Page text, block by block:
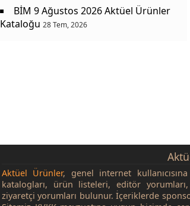
BİM 9 Ağustos 2026 Aktüel Ürünler
Kataloğu 28 Tem, 2026
Aktüel Ürünler, genel internet
katalogları, ürün listeleri, editör
ziyaretçi yorumları bulunur. İçeriklerde